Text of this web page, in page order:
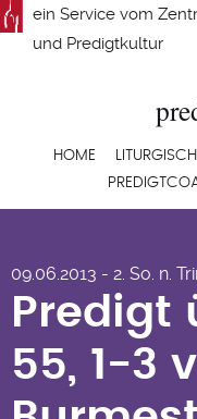
Direkt
zum
ein Service vom
und Predigtkultur
HOME
55, 1-3
09.06.2013 - 2. So. n.
Predigt
55, 1-3